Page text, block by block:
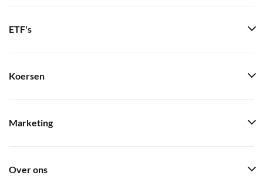
ETF's
Koersen
Marketing
Over ons